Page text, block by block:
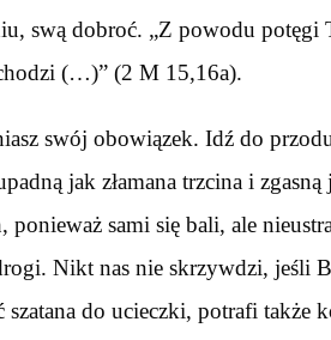
swą dobroć. „Z powodu potęgi
(…)” (2 M 15,16a).
swój obowiązek. Idź do
jak złamana trzcina i
sami się bali, ale
Nikt nas nie skrzywdzi, jeśli
do ucieczki, potrafi także